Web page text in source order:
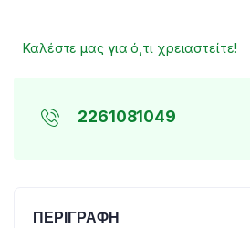
Καλέστε μας για ό,τι χρειαστείτε!
2261081049
ΠΕΡΙΓΡΑΦΉ